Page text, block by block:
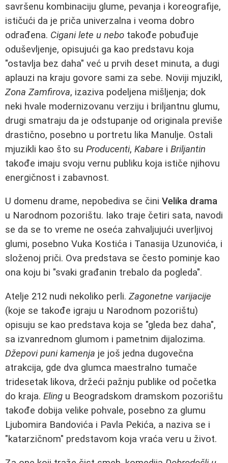
savršenu kombinaciju glume, pevanja i koreografije,
ističući da je priča univerzalna i veoma dobro
odrađena. Cigani lete u nebo takođe pobuđuje
oduševljenje, opisujući ga kao predstavu koja
"ostavlja bez daha" već u prvih deset minuta, a dugi
aplauzi na kraju govore sami za sebe. Noviji mjuzikl,
Zona Zamfirova, izaziva podeljena mišljenja; dok
neki hvale modernizovanu verziju i briljantnu glumu,
drugi smatraju da je odstupanje od originala previše
drastično, posebno u portretu lika Manulje. Ostali
mjuzikli kao što su Producenti, Kabare i Briljantin
takođe imaju svoju vernu publiku koja ističe njihovu
energičnost i zabavnost.
U domenu drame, nepobediva se čini Velika drama
u Narodnom pozorištu. Iako traje četiri sata, navodi
se da se to vreme ne oseća zahvaljujući uverljivoj
glumi, posebno Vuka Kostića i Tanasija Uzunovića, i
složenoj priči. Ova predstava se često pominje kao
ona koju bi "svaki građanin trebalo da pogleda".
Atelje 212 nudi nekoliko perli. Zagonetne varijacije
(koje se takođe igraju u Narodnom pozorištu)
opisuju se kao predstava koja se "gleda bez daha",
sa izvanrednom glumom i pametnim dijalozima.
Džepovi puni kamenja je još jedna dugovečna
atrakcija, gde dva glumca maestralno tumače
tridesetak likova, držeći pažnju publike od početka
do kraja. Eling u Beogradskom dramskom pozorištu
takođe dobija velike pohvale, posebno za glumu
Ljubomira Bandovića i Pavla Pekića, a naziva se i
"katarzičnom" predstavom koja vraća veru u život.